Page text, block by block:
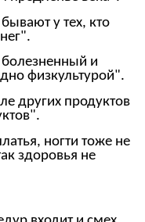
у тех, кто
болезненный и
физкультурой".
других продуктов
ногти тоже не
здоровья не